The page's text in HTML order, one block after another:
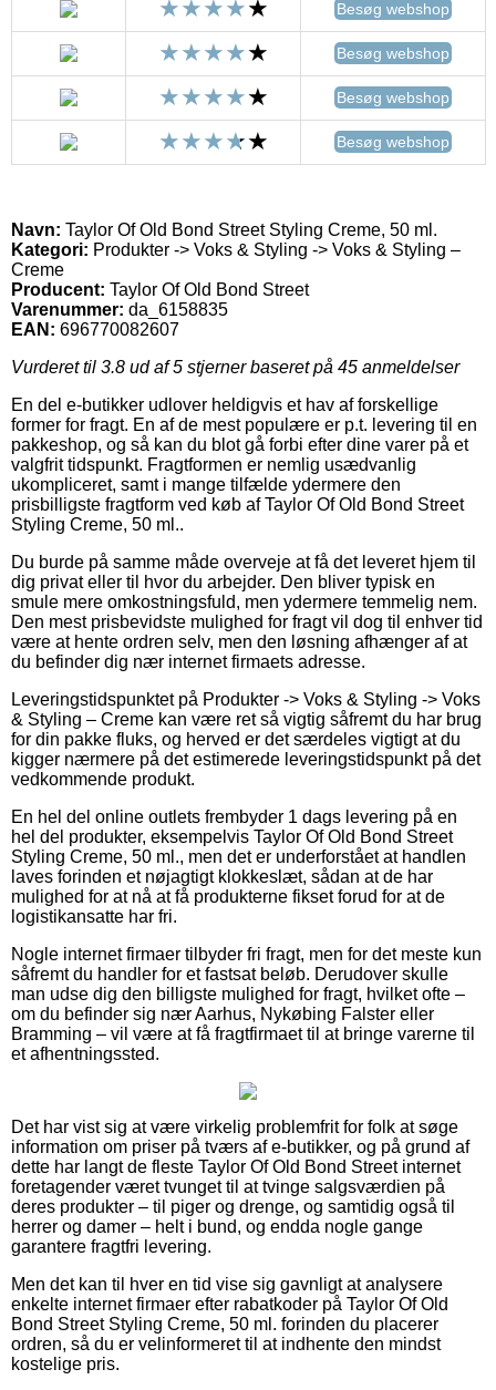
Besøg webshop
Besøg webshop
Besøg webshop
Besøg webshop
Navn: Taylor Of Old Bond Street Styling Creme, 50 ml.
Kategori: Produkter -> Voks & Styling -> Voks & Styling –
Creme
Producent: Taylor Of Old Bond Street
Varenummer: da_6158835
EAN: 696770082607
Vurderet til 3.8 ud af 5 stjerner baseret på 45 anmeldelser
En del e-butikker udlover heldigvis et hav af forskellige
former for fragt. En af de mest populære er p.t. levering til en
pakkeshop, og så kan du blot gå forbi efter dine varer på et
valgfrit tidspunkt. Fragtformen er nemlig usædvanlig
ukompliceret, samt i mange tilfælde ydermere den
prisbilligste fragtform ved køb af Taylor Of Old Bond Street
Styling Creme, 50 ml..
Du burde på samme måde overveje at få det leveret hjem til
dig privat eller til hvor du arbejder. Den bliver typisk en
smule mere omkostningsfuld, men ydermere temmelig nem.
Den mest prisbevidste mulighed for fragt vil dog til enhver tid
være at hente ordren selv, men den løsning afhænger af at
du befinder dig nær internet firmaets adresse.
Leveringstidspunktet på Produkter -> Voks & Styling -> Voks
& Styling – Creme kan være ret så vigtig såfremt du har brug
for din pakke fluks, og herved er det særdeles vigtigt at du
kigger nærmere på det estimerede leveringstidspunkt på det
vedkommende produkt.
En hel del online outlets frembyder 1 dags levering på en
hel del produkter, eksempelvis Taylor Of Old Bond Street
Styling Creme, 50 ml., men det er underforstået at handlen
laves forinden et nøjagtigt klokkeslæt, sådan at de har
mulighed for at nå at få produkterne fikset forud for at de
logistikansatte har fri.
Nogle internet firmaer tilbyder fri fragt, men for det meste kun
såfremt du handler for et fastsat beløb. Derudover skulle
man udse dig den billigste mulighed for fragt, hvilket ofte –
om du befinder sig nær Aarhus, Nykøbing Falster eller
Bramming – vil være at få fragtfirmaet til at bringe varerne til
et afhentningssted.
Det har vist sig at være virkelig problemfrit for folk at søge
information om priser på tværs af e-butikker, og på grund af
dette har langt de fleste Taylor Of Old Bond Street internet
foretagender været tvunget til at tvinge salgsværdien på
deres produkter – til piger og drenge, og samtidig også til
herrer og damer – helt i bund, og endda nogle gange
garantere fragtfri levering.
Men det kan til hver en tid vise sig gavnligt at analysere
enkelte internet firmaer efter rabatkoder på Taylor Of Old
Bond Street Styling Creme, 50 ml. forinden du placerer
ordren, så du er velinformeret til at indhente den mindst
kostelige pris.